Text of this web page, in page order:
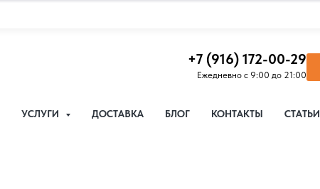
+7 (916) 172-00-29
Ежедневно с 9:00 до 21:00
УСЛУГИ ДОСТАВКА БЛОГ КОНТАКТЫ СТАТЬИ